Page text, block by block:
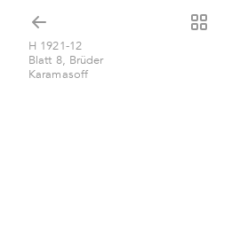
H 1921-12
Blatt 8, Brüder
Karamasoff